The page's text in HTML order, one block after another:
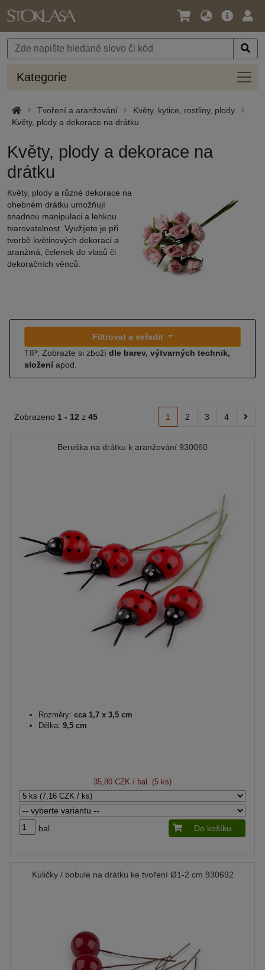
Jazyk
Měna
Hlavní
Kategorie
Tvoření a aranžování
Květy, kytice, rostliny, plody
Květy, plody a dekorace na drátku
Květy, plody a dekorace na
drátku
Květy, plody a různé dekorace na
ohebném drátku umožňují
snadnou manipulaci a lehkou
tvarovatelnost. Využijete je při
tvorbě květinových dekorací a
aranžmá, čelenek do vlasů či
dekoračních věnců.
Filtrovat a seřadit
TIP: Zobrazte si zboží dle barev, výtvarných technik,
složení apod.
Zobrazeno 1 - 12 z 45 1 2 3 4
Beruška na drátku k aranžování 930060
Rozměry: cca 1,7 x 3,5 cm
Délka: 9,5 cm
35,80 CZK / bal. (5 ks)
bal. Do košíku
Kuličky / bobule na drátku ke tvoření Ø1-2 cm 930692